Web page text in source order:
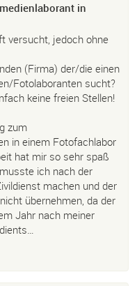
in
versucht, jedoch ohne
(Firma) der/die einen
Fotolaboranten sucht?
keine freien Stellen!
zum
in einem Fotofachlabor
hat mir so sehr spaß
ich nach der
machen und der
übernehmen, da der
Jahr nach meiner